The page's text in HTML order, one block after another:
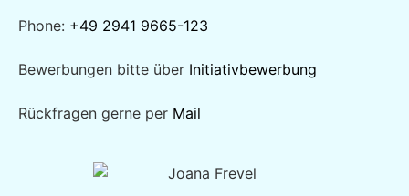
Heute profitieren sowohl Inkassounternehmen als auch
Energieversorger von unserer Kompetenz und
Phone: +49 2941 9665-123
Bewerbungen bitte über Initiativbewerbung
Rückfragen gerne per Mail